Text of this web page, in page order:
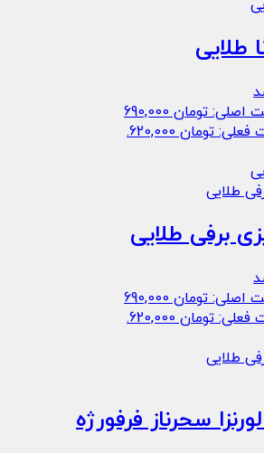
طلایی
قیمت اصلی: تومان 690,000
تومان 620,000.
برفی طلایی
قیمت اصلی: تومان 690,000
تومان 620,000.
سحرناز فرفورژه